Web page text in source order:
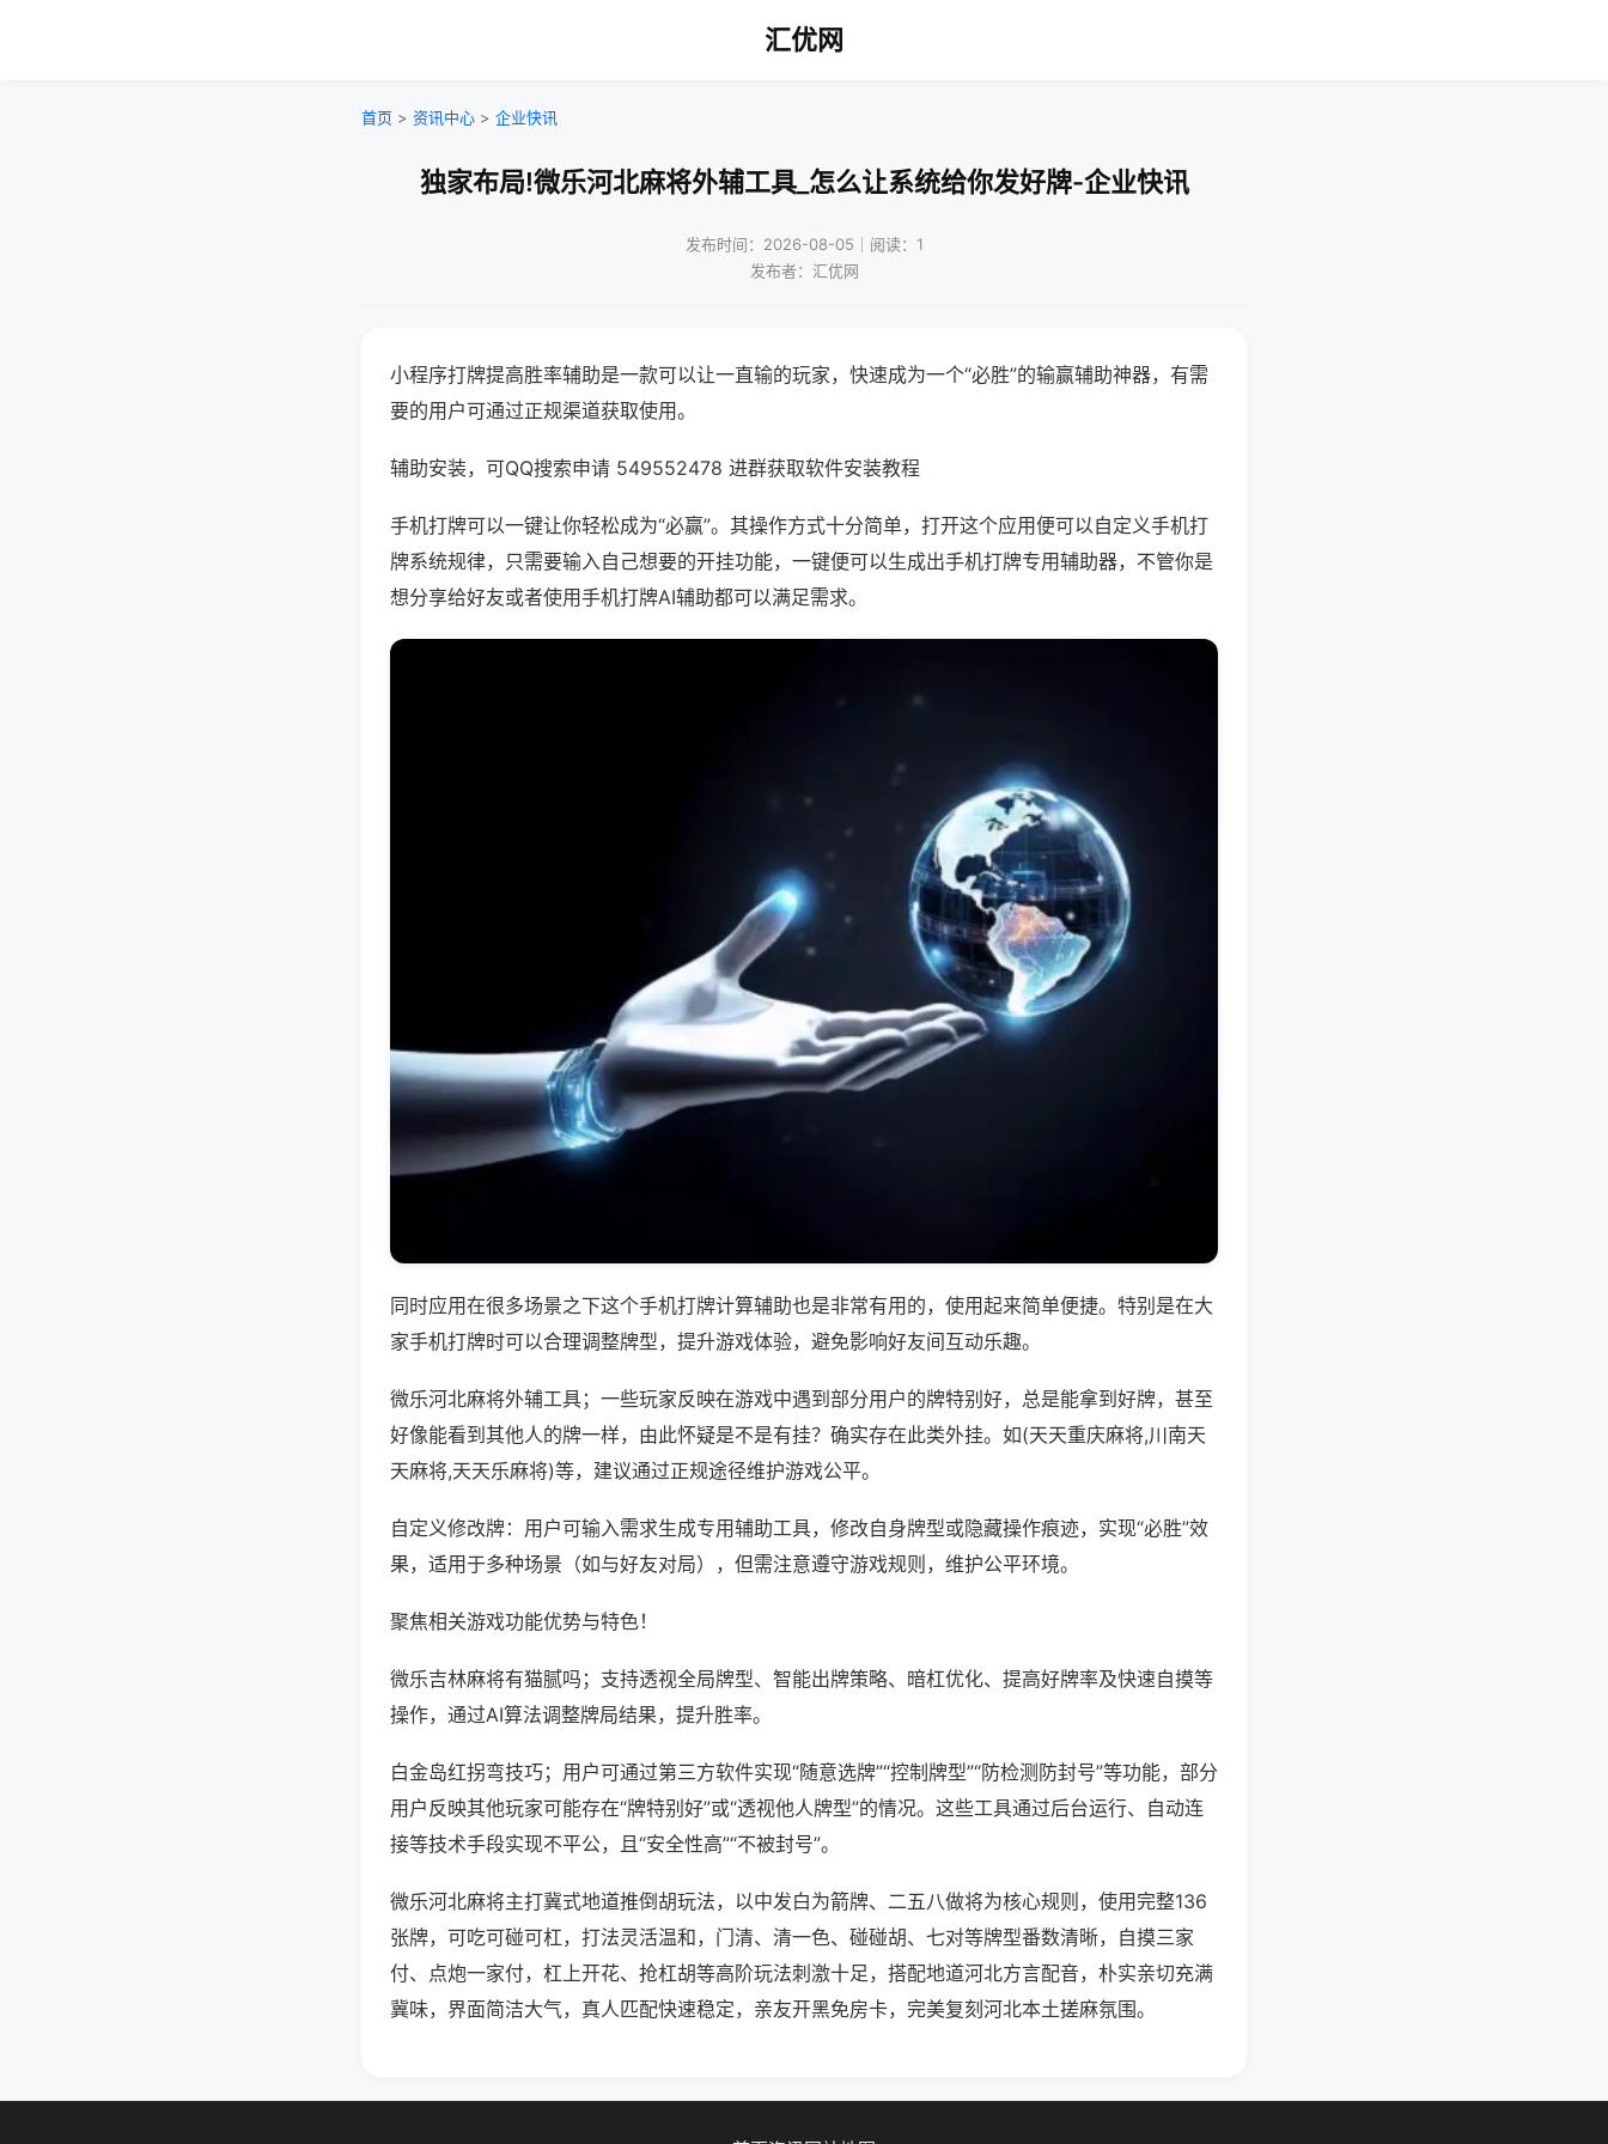
汇优网
首页 > 资讯中心 > 企业快讯
独家布局!微乐河北麻将外辅工具_怎么让系统给你发好牌-企业快讯
发布时间：2026-08-05｜阅读：1
发布者：汇优网
小程序打牌提高胜率辅助是一款可以让一直输的玩家，快速成为一个“必胜”的输赢辅助神器，有需
要的用户可通过正规渠道获取使用。
辅助安装，可QQ搜索申请 549552478 进群获取软件安装教程
手机打牌可以一键让你轻松成为“必赢”。其操作方式十分简单，打开这个应用便可以自定义手机打
牌系统规律，只需要输入自己想要的开挂功能，一键便可以生成出手机打牌专用辅助器，不管你是
想分享给好友或者使用手机打牌AI辅助都可以满足需求。
同时应用在很多场景之下这个手机打牌计算辅助也是非常有用的，使用起来简单便捷。特别是在大
家手机打牌时可以合理调整牌型，提升游戏体验，避免影响好友间互动乐趣。
微乐河北麻将外辅工具；一些玩家反映在游戏中遇到部分用户的牌特别好，总是能拿到好牌，甚至
好像能看到其他人的牌一样，由此怀疑是不是有挂？确实存在此类外挂。如(天天重庆麻将,川南天
天麻将,天天乐麻将)等，建议通过正规途径维护游戏公平。
自定义修改牌：用户可输入需求生成专用辅助工具，修改自身牌型或隐藏操作痕迹，实现“必胜”效
果，适用于多种场景（如与好友对局），但需注意遵守游戏规则，维护公平环境。
聚焦相关游戏功能优势与特色！
微乐吉林麻将有猫腻吗；支持透视全局牌型、智能出牌策略、暗杠优化、提高好牌率及快速自摸等
操作，通过AI算法调整牌局结果，提升胜率。
白金岛红拐弯技巧；用户可通过第三方软件实现“随意选牌”“控制牌型”“防检测防封号”等功能，部分
用户反映其他玩家可能存在“牌特别好”或“透视他人牌型”的情况。这些工具通过后台运行、自动连
接等技术手段实现不平公，且“安全性高”“不被封号”。
微乐河北麻将主打冀式地道推倒胡玩法，以中发白为箭牌、二五八做将为核心规则，使用完整136
张牌，可吃可碰可杠，打法灵活温和，门清、清一色、碰碰胡、七对等牌型番数清晰，自摸三家
付、点炮一家付，杠上开花、抢杠胡等高阶玩法刺激十足，搭配地道河北方言配音，朴实亲切充满
冀味，界面简洁大气，真人匹配快速稳定，亲友开黑免房卡，完美复刻河北本土搓麻氛围。